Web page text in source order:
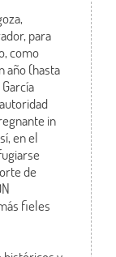
para
como
año (hasta
in
en el
de
fieles